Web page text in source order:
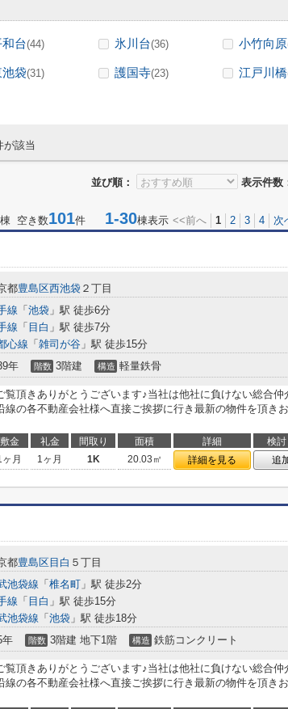
台(44) 氷川台(36) 小竹向原
袋(31) 護国寺(23) 江戸川橋
が該当
並び順： 表示件数
棟 空き数101件 1-30棟表示 <<前へ 1 2 3 4 次
都豊島区西池袋 ２丁目
線 「 池袋 」駅 徒歩6分
線 「 目白 」駅 徒歩7分
心線 「 雑司が谷 」駅 徒歩15分
年 階数 3階建 構造 軽量鉄骨
覧頂きありがとうございます♪当社は他社に負けない総合仲
線の各不動産会社様へ直接ご挨拶に行き最新の物件を頂き
敷金 礼金 間取り 面積 詳細
検討
ヶ月 1ヶ月 1K 20.03㎡ 詳細を見る 追
都豊島区目白 ５丁目
池袋線 「 椎名町 」駅 徒歩2分
線 「 目白 」駅 徒歩15分
池袋線 「 池袋 」駅 徒歩18分
年 階数 3階建 地下1階 構造 鉄筋コンクリート
覧頂きありがとうございます♪当社は他社に負けない総合仲
線の各不動産会社様へ直接ご挨拶に行き最新の物件を頂き